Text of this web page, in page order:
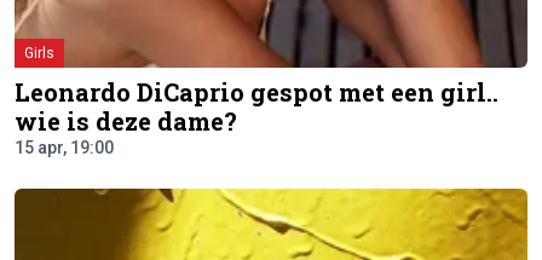
Girls
Leonardo DiCaprio gespot met een girl..
wie is deze dame?
15 apr, 19:00